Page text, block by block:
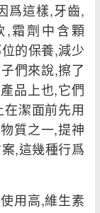
這樣,牙齒,
,霜劑中含顆
的保養,減少
們來說,擦了
品上也,它們
潔面前先用
質之一,提神
,這幾種行爲
用高,維生素